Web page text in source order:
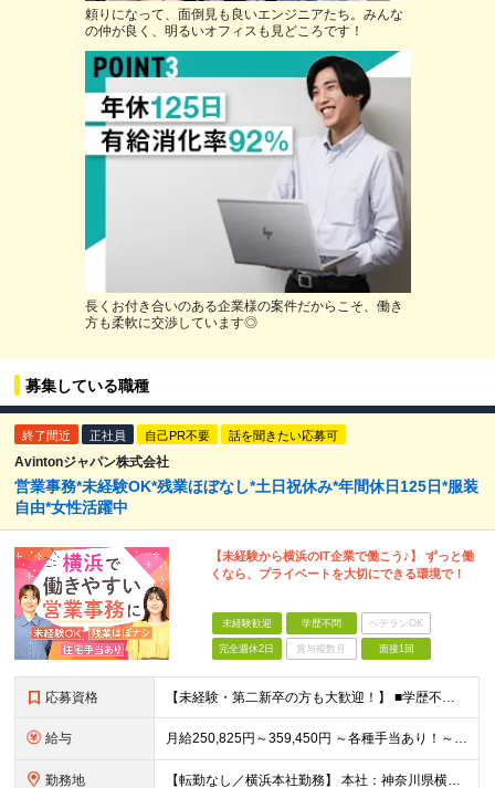
頼りになって、面倒見も良いエンジニアたち。みんな
の仲が良く、明るいオフィスも見どころです！
長くお付き合いのある企業様の案件だからこそ、働き
方も柔軟に交渉しています◎
募集している職種
終了間近 正社員 自己PR不要 話を聞きたい応募可
Avintonジャパン株式会社
営業事務*未経験OK*残業ほぼなし*土日祝休み*年間休日125日*服装
自由*女性活躍中
【未経験から横浜のIT企業で働こう♪】 ずっと働
くなら、プライベートを大切にできる環境で！
未経験歓迎 学歴不問 ベテランOK
完全週休2日 賞与複数月 面接1回
応募資格 【未経験・第二新卒の方も大歓迎！】 ■学歴不問 ■PCを使用した業務経験がある方（メール、データ入力など） ■Google Workspace（スプレッドシート、ドキュメント等）に抵抗がない方 ＼こんな方にピッタリの環境です♪／ ◎横浜でずっと長く働き続けたい方 ◎プライベートの時間もしっかり大切にしたい方 ◎誰かをサポートすることにやりがいを感じる方 ◎明るく前向きに業務に取り組める方 ◎ワークライフバランスの整った環境で働きたい方
給与 月給250,825円～359,450円 ～各種手当あり！～ ☆通勤手当（月2万5,000円まで） ☆住宅手当（月1万5,000円／一人暮らしの20代限定） ☆出張手当 ☆職能手当 ※固定残業代（47,625円～68,250円/月30時間分）を含みます。超過分は別途支給いたします。 ※営業事務・総務経験や業務適性を考慮の上、当社規定により決定します。 ※試用期間6ヶ月あり（試用期間中の待遇、条件に差異はありません）
勤務地 【転勤なし／横浜本社勤務】 本社：神奈川県横浜市西区花咲町7-150 ウエインズ＆イッセイ横浜ビル4F ※(変更の範囲)上記を除く当社関連勤務地